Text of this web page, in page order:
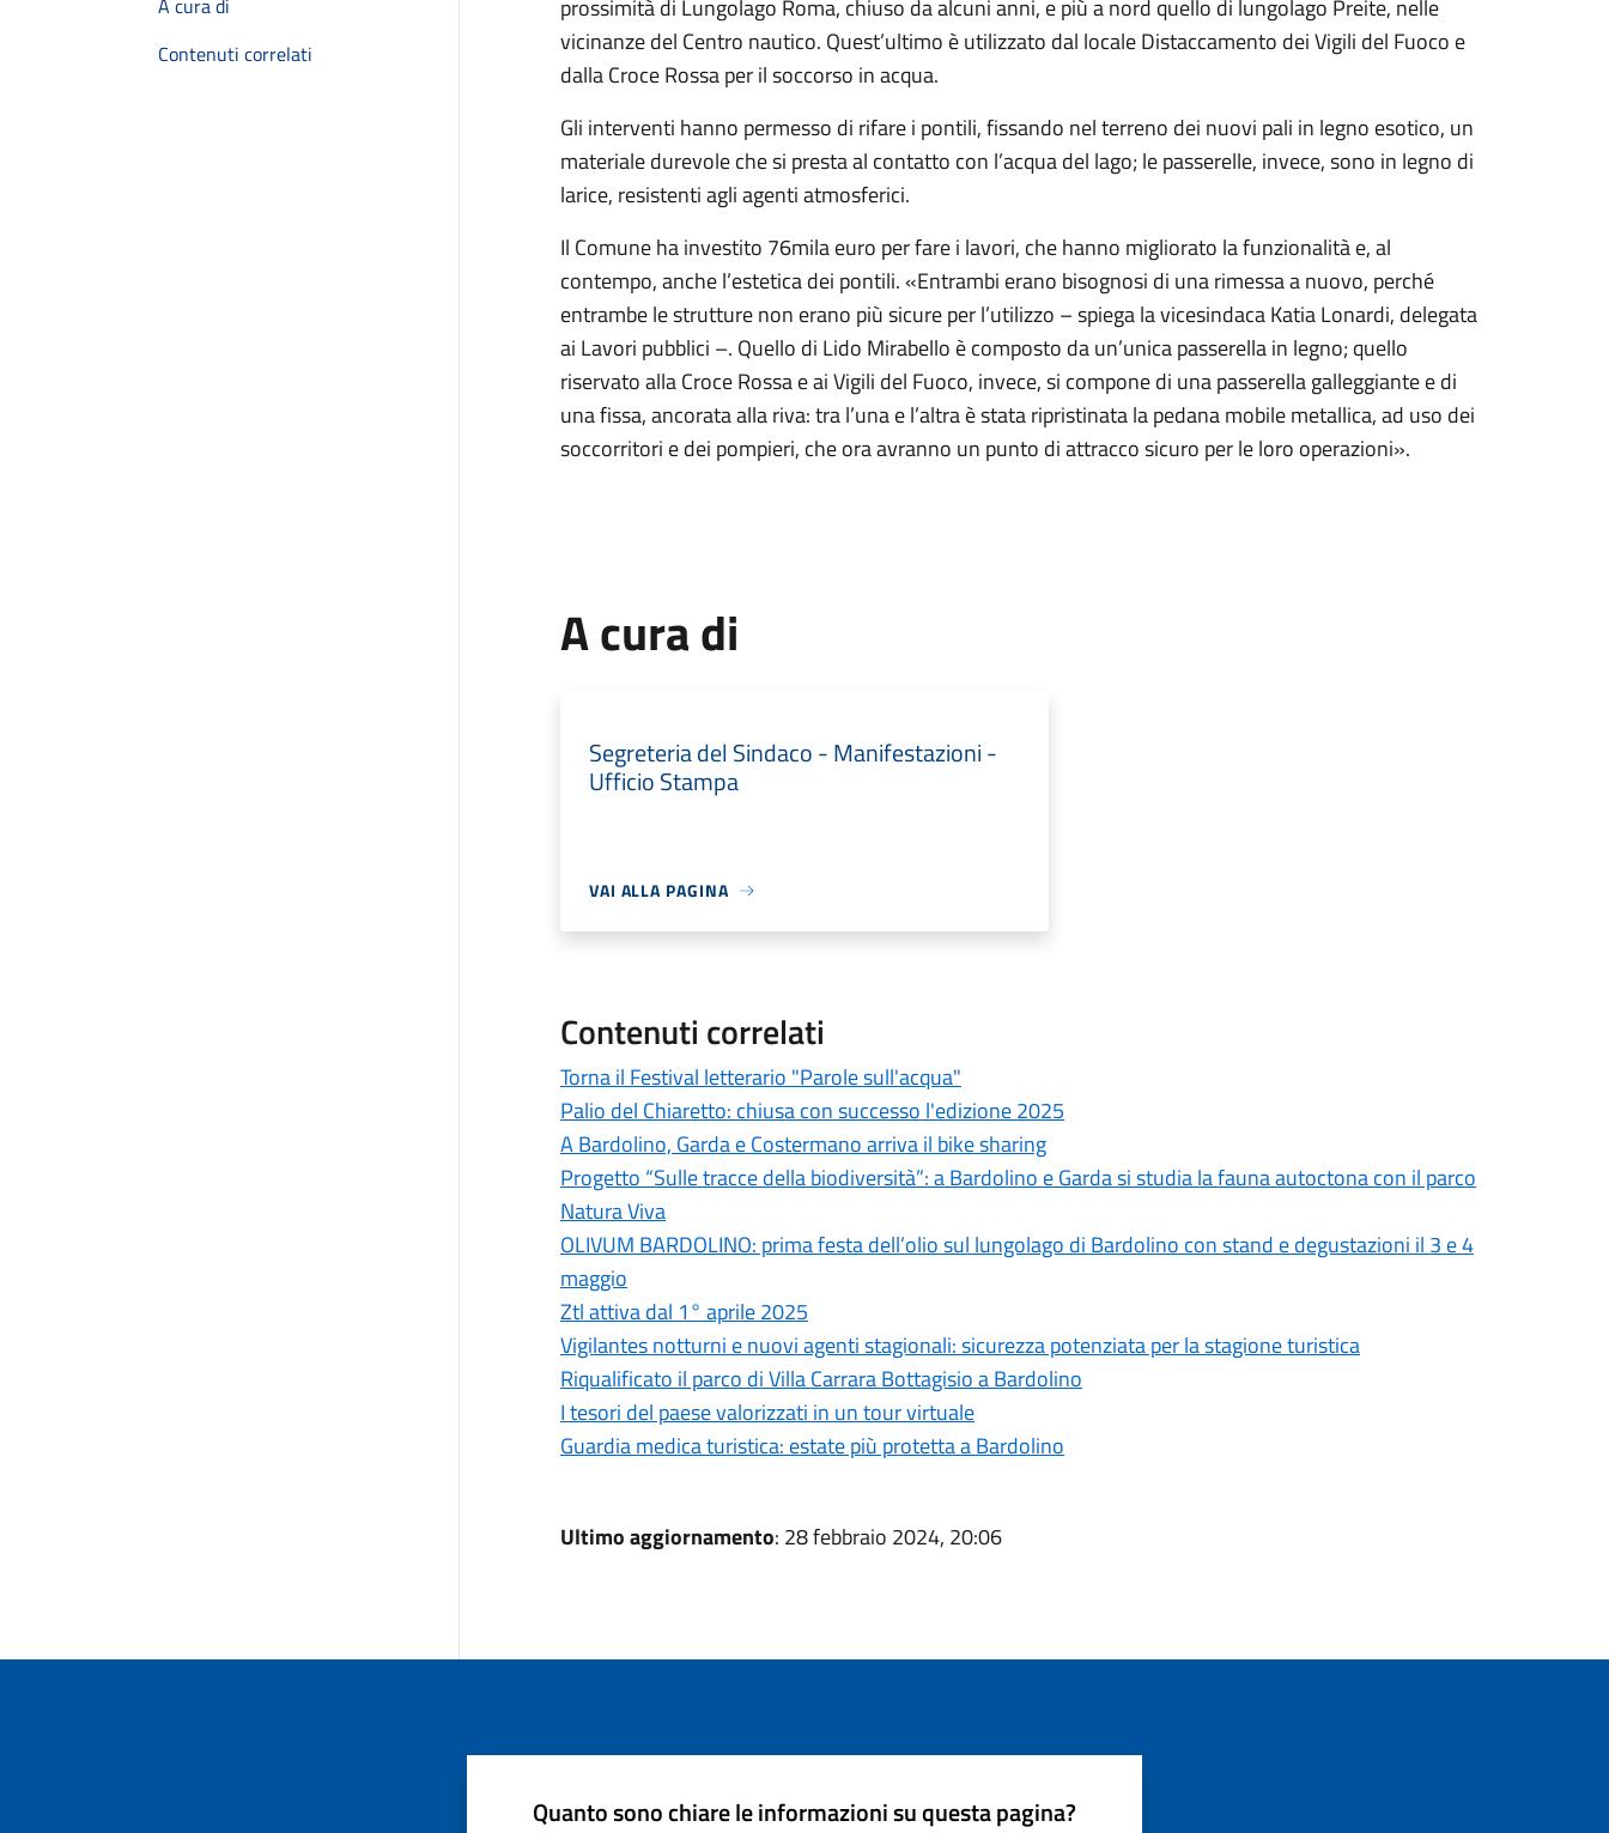
A cura di
Contenuti correlati
prossimità di Lungolago Roma, chiuso da alcuni anni, e più a nord quello di lungolago Preite, nelle
vicinanze del Centro nautico. Quest’ultimo è utilizzato dal locale Distaccamento dei Vigili del Fuoco e
dalla Croce Rossa per il soccorso in acqua.
Gli interventi hanno permesso di rifare i pontili, fissando nel terreno dei nuovi pali in legno esotico, un
materiale durevole che si presta al contatto con l’acqua del lago; le passerelle, invece, sono in legno di
larice, resistenti agli agenti atmosferici.
Il Comune ha investito 76mila euro per fare i lavori, che hanno migliorato la funzionalità e, al
contempo, anche l’estetica dei pontili. «Entrambi erano bisognosi di una rimessa a nuovo, perché
entrambe le strutture non erano più sicure per l’utilizzo – spiega la vicesindaca Katia Lonardi, delegata
ai Lavori pubblici –. Quello di Lido Mirabello è composto da un’unica passerella in legno; quello
riservato alla Croce Rossa e ai Vigili del Fuoco, invece, si compone di una passerella galleggiante e di
una fissa, ancorata alla riva: tra l’una e l’altra è stata ripristinata la pedana mobile metallica, ad uso dei
soccorritori e dei pompieri, che ora avranno un punto di attracco sicuro per le loro operazioni».
A cura di
Segreteria del Sindaco - Manifestazioni -
Ufficio Stampa
VAI ALLA PAGINA
Contenuti correlati
Torna il Festival letterario "Parole sull'acqua"
Palio del Chiaretto: chiusa con successo l'edizione 2025
A Bardolino, Garda e Costermano arriva il bike sharing
Progetto “Sulle tracce della biodiversità”: a Bardolino e Garda si studia la fauna autoctona con il parco
Natura Viva
OLIVUM BARDOLINO: prima festa dell’olio sul lungolago di Bardolino con stand e degustazioni il 3 e 4
maggio
Ztl attiva dal 1° aprile 2025
Vigilantes notturni e nuovi agenti stagionali: sicurezza potenziata per la stagione turistica
Riqualificato il parco di Villa Carrara Bottagisio a Bardolino
I tesori del paese valorizzati in un tour virtuale
Guardia medica turistica: estate più protetta a Bardolino
Ultimo aggiornamento: 28 febbraio 2024, 20:06
Quanto sono chiare le informazioni su questa pagina?